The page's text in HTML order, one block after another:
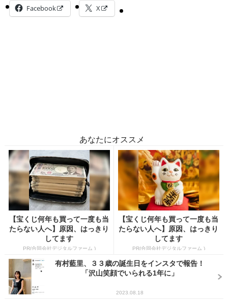
Facebook X
あなたにオススメ
【宝くじ何年も買って一度も当
たらない人へ】原因、はっきり
してます
PR(合同会社デジタルファーム )
【宝くじ何年も買って一度も当
たらない人へ】原因、はっきり
してます
PR(合同会社デジタルファーム )
有村藍里、３３歳の誕生日をインスタで報告！
「沢山笑顔でいられる1年に」
2023.08.18